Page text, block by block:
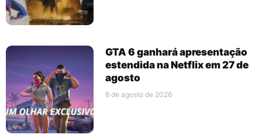
GTA 6 ganhará apresentação
estendida na Netflix em 27 de
agosto
6 de agosto de 2026